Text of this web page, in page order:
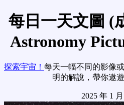
每日一天文圖 (
Astronomy
探索宇宙！ 每天一幅不同的影像
明的解說，帶你遨
2025 年 1